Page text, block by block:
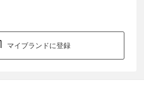
マイブランドに登録